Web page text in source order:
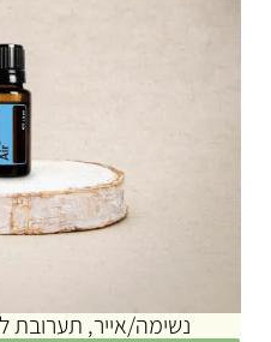
נשימה/אייר, תערובת